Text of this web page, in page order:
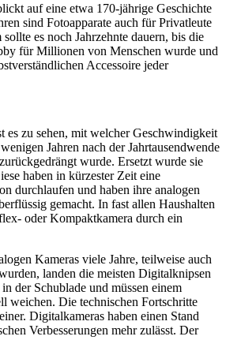
auf eine etwa 170-jährige Geschichte
sind Fotoapparate auch für Privatleute
es noch Jahrzehnte dauern, bis die
für Millionen von Menschen wurde und
Accessoire jeder
es zu sehen, mit welcher Geschwindigkeit
Jahren nach der Jahrtausendwende
wurde. Ersetzt wurde sie
haben in kürzester Zeit eine
durchlaufen und haben ihre analogen
gemacht. In fast allen Haushalten
oder Kompaktkamera durch ein
Kameras viele Jahre, teilweise auch
landen die meisten Digitalknipsen
der Schublade und müssen einem
weichen. Die technischen Fortschritte
Digitalkameras haben einen Stand
Verbesserungen mehr zulässt. Der